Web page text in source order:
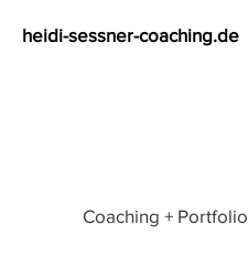
heidi-sessner-coaching.de
Coaching + Portfolio